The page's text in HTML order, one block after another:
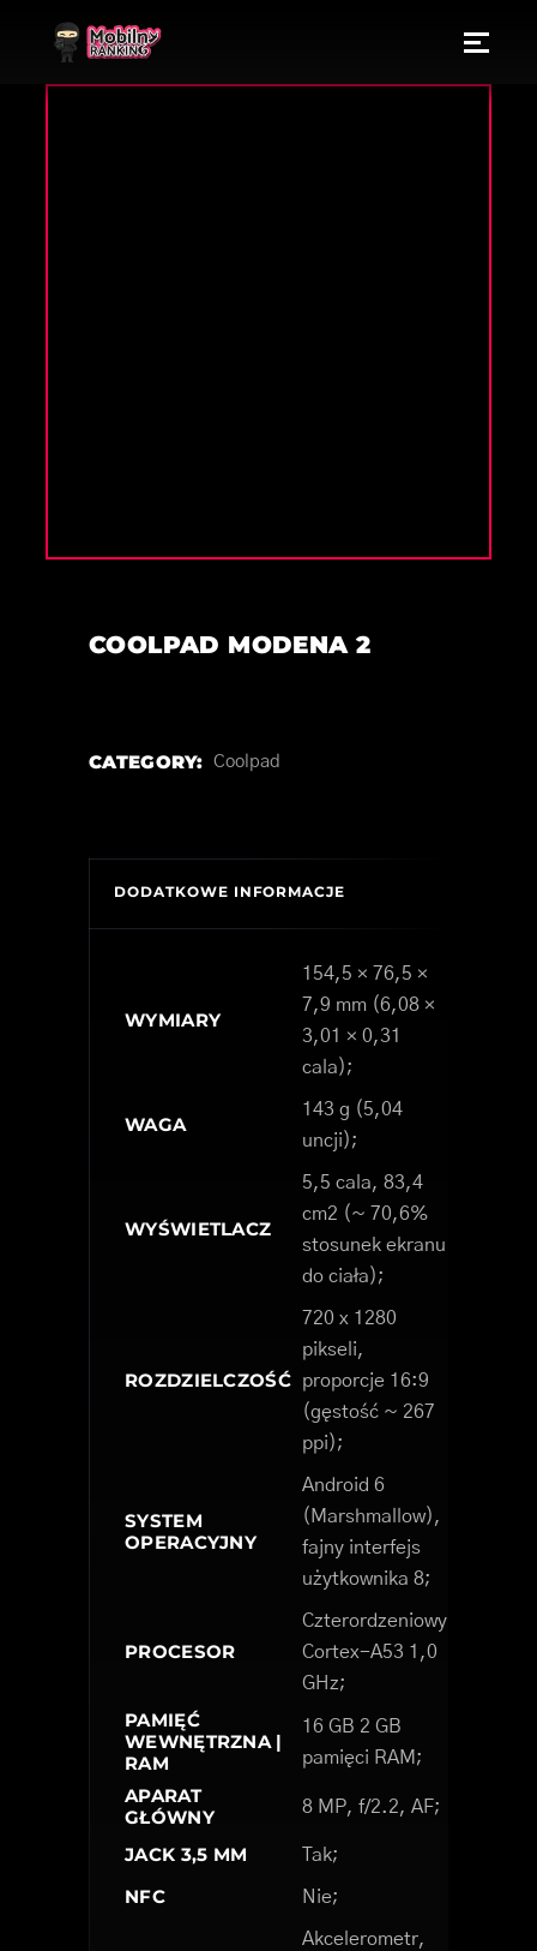
COOLPAD MODENA 2
CATEGORY: Coolpad
DODATKOWE INFORMACJE
WYMIARY
154,5 × 76,5 ×
7,9 mm (6,08 ×
3,01 × 0,31
cala);
WAGA
143 g (5,04
uncji);
WYŚWIETLACZ
5,5 cala, 83,4
cm2 (~ 70,6%
stosunek ekranu
do ciała);
ROZDZIELCZOŚĆ
720 x 1280
pikseli,
proporcje 16:9
(gęstość ~ 267
ppi);
SYSTEM
OPERACYJNY
Android 6
(Marshmallow),
fajny interfejs
użytkownika 8;
PROCESOR
Czterordzeniowy
Cortex-A53 1,0
GHz;
PAMIĘĆ
WEWNĘTRZNA |
RAM
16 GB 2 GB
pamięci RAM;
APARAT
GŁÓWNY
8 MP, f/2.2, AF;
JACK 3,5 MM Tak;
NFC Nie;
Akcelerometr,